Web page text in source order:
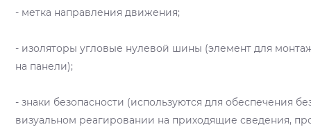
- метка направления движения;
- изоляторы угловые нулевой шины (элемент для
на панели);
- знаки безопасности (используются для обеспечения
визуальном реагировании на приходящие сведения,